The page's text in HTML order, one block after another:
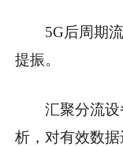
5G后周期
提振。
汇聚分流
析，对有效数据